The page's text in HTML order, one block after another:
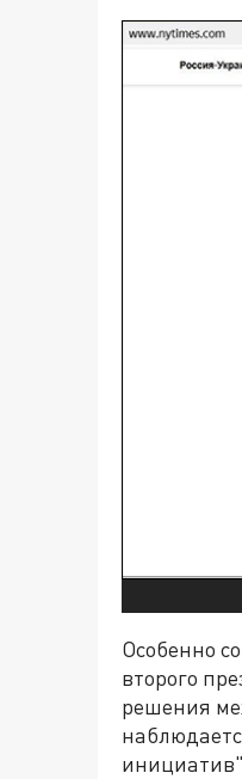
Особенно
второго
решения